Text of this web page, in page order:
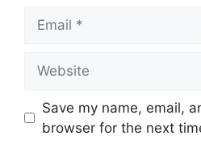
Save my name, email,
browser for the next